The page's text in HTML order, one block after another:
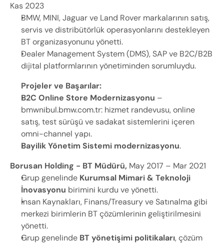
Kas 2023
BMW, MINI, Jaguar ve Land Rover markalarının satış,
servis ve distribütörlük operasyonlarını destekleyen
BT organizasyonunu yönetti.
Dealer Management System (DMS), SAP ve B2C/B2B
dijital platformlarının yönetiminden sorumluydu.
Projeler ve Başarılar:
B2C Online Store Modernizasyonu
bmwnibul.bmw.com.tr: hizmet randevusu, online
satış, test sürüşü ve sadakat sistemlerini içeren
omni-channel yapı.
Bayilik Yönetim Sistemi modernizasyonu.
Borusan Holding - BT Müdürü, May 2017 – Mar 2021
Grup genelinde Kurumsal Mimari & Teknoloji
İnovasyonu birimini kurdu ve yönetti.
İnsan Kaynakları, Finans/Treasury ve Satınalma gibi
merkezi birimlerin BT çözümlerinin geliştirilmesini
yönetti.
Grup genelinde BT yönetişimi politikaları, çözüm